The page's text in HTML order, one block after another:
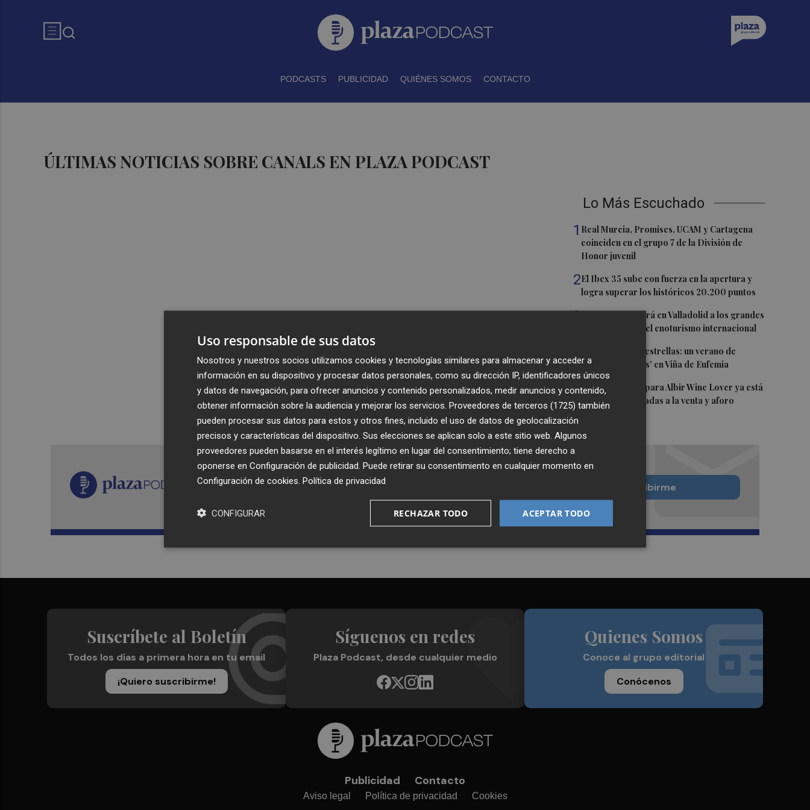
PODCASTS PUBLICIDAD QUIÉNES SOMOS CONTACTO
ÚLTIMAS NOTICIAS SOBRE CANALS EN PLAZA PODCAST
Lo Más Escuchado
1 Real Murcia, Promises, UCAM y Cartagena
coinciden en el grupo 7 de la División de
Honor juvenil
2El Ibex 35 sube con fuerza en la apertura y
logra superar los históricos 20.200 puntos
3FINE 2027 reunirá en Valladolid a los grandes
protagonistas del enoturismo internacional
Entre viñedos y estrellas: un verano de
'Noches Mágicas' en Viña de Eufemia
5La cuenta atrás para Albir Wine Lover ya está
en marcha: entradas a la venta y aforo
Recibe toda la actualidad de
Plaza Podcast en tu correo
Quiero suscribirme
Suscríbete al Boletín
Todos los días a primera hora en tu email
¡Quiero suscribirme!
Síguenos en redes
Plaza Podcast, desde cualquier medio
Quienes Somos
Conoce al grupo editorial
Conócenos
Publicidad Contacto
Aviso legal Política de privacidad Cookies
Uso responsable de sus datos
Nosotros y nuestros socios utilizamos cookies y tecnologías similares para almacenar y acceder a
información en su dispositivo y procesar datos personales, como su dirección IP, identificadores únicos
y datos de navegación, para ofrecer anuncios y contenido personalizados, medir anuncios y contenido,
obtener información sobre la audiencia y mejorar los servicios. Proveedores de terceros (1725) también
pueden procesar sus datos para estos y otros fines, incluido el uso de datos de geolocalización
precisos y características del dispositivo. Sus elecciones se aplican solo a este sitio web. Algunos
proveedores pueden basarse en el interés legítimo en lugar del consentimiento; tiene derecho a
oponerse en Configuración de publicidad . Puede retirar su consentimiento en cualquier momento en
Configuración de cookies Política de privacidad
ACEPTAR TODO
RECHAZAR TODO
CONFIGURAR